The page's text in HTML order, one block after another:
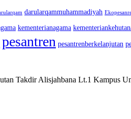
darularqammuhammadiyah
kementerianagama
pesantren pesantrenberkelanjutan
Takdir Alisjahbana Lt.1 Kampus